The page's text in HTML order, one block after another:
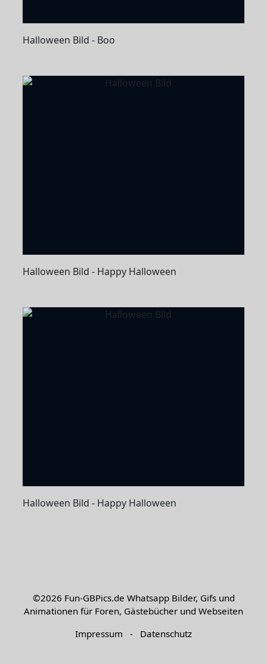
Halloween Bild - Boo
Halloween Bild - Happy Halloween
Halloween Bild - Happy Halloween
©2026 Fun-GBPics.de Whatsapp Bilder, Gifs und
Animationen für Foren, Gästebücher und Webseiten
Impressum - Datenschutz